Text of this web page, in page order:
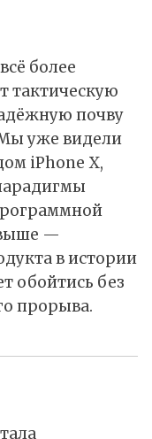
более
тактическую
почву
уже видели
iPhone X,
выше —
в истории
обойтись без
прорыва.